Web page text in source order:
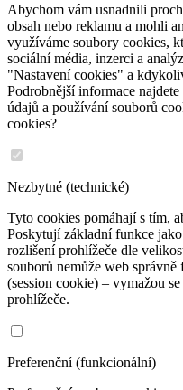
Abychom vám usnadnili
obsah nebo reklamu a mohli
využíváme soubory cookies,
sociální média, inzerci a
"Nastavení cookies" a
Podrobnější informace
údajů a používání souborů
cookies?
Nezbytné (technické)
Tyto cookies pomáhají s tím,
Poskytují základní funkce jako
rozlišení prohlížeče dle
souborů nemůže web
(session cookie) – vymažou
prohlížeče.
Preferenční (funkcionální)